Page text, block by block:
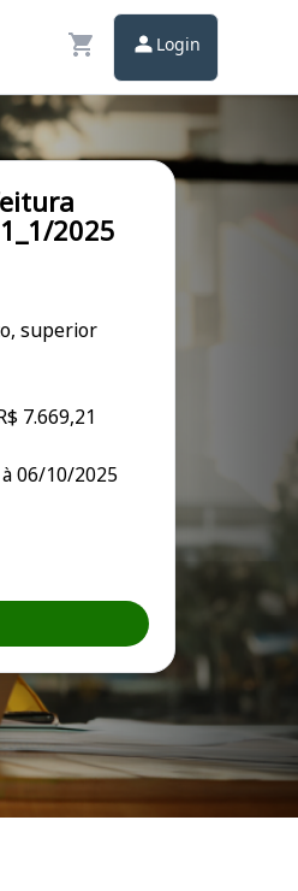
Login
2025
superior
7.669,21
06/10/2025